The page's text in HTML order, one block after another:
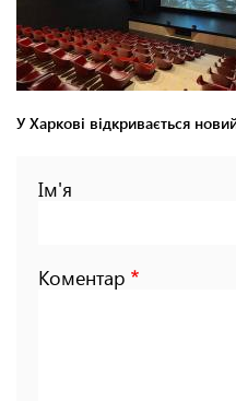
У Харкові відкривається
Ім'я
Коментар